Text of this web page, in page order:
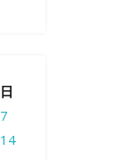
日
7
14